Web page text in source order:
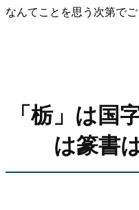
なんてことを思う次第でご
「栃」は国
は篆書